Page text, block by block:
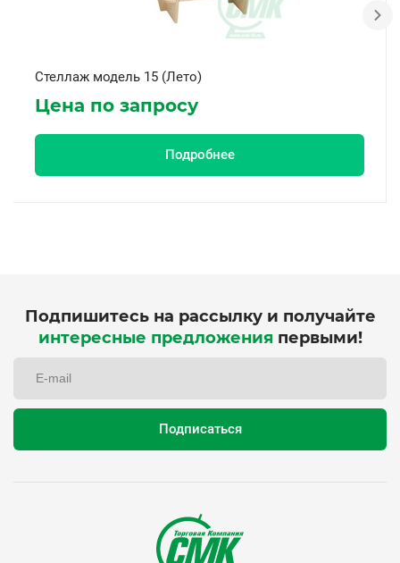
Стеллаж модель 15 (Лето)
Цена по запросу
Подробнее
Подпишитесь на рассылку и получайте
интересные предложения первыми!